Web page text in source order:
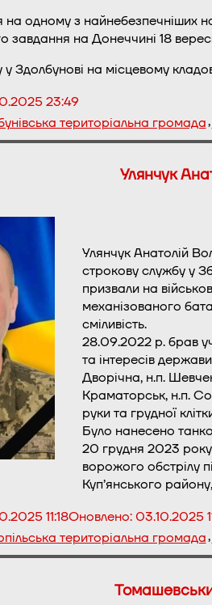
на одному з найнебезпечніших
завдання на Донеччині 18
у Здолбунові на місцевому
23:49
територіальна громада,
Улянчук
Улянчук Анатолій
строкову службу у
призвали на
механізованого
сміливість.
28.09.2022 р. брав
та інтересів
Дворічна, н.п.
Краматорськ, н.п.
руки та грудної
Було нанесено
20 грудня 2023 року
ворожого обстрілу
Куп’янського
11:18Оновлено:03.10.2025
територіальна громада,